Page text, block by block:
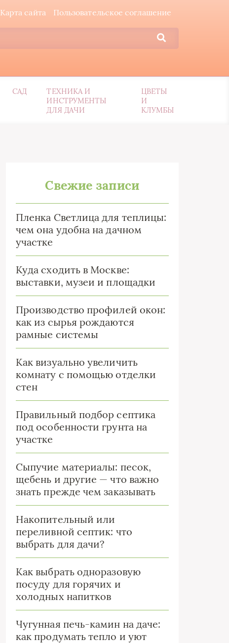
Карта сайта Пользовательское соглашение
САД
ТЕХНИКА И
ИНСТРУМЕНТЫ
ДЛЯ ДАЧИ
ЦВЕТЫ
И
КЛУМБЫ
Свежие записи
Пленка Светлица для теплицы:
чем она удобна на дачном
участке
Куда сходить в Москве:
выставки, музеи и площадки
Производство профилей окон:
как из сырья рождаются
рамные системы
Как визуально увеличить
комнату с помощью отделки
стен
Правильный подбор септика
под особенности грунта на
участке
Сыпучие материалы: песок,
щебень и другие — что важно
знать прежде чем заказывать
Накопительный или
переливной септик: что
выбрать для дачи?
Как выбрать одноразовую
посуду для горячих и
холодных напитков
Чугунная печь-камин на даче:
как продумать тепло и уют